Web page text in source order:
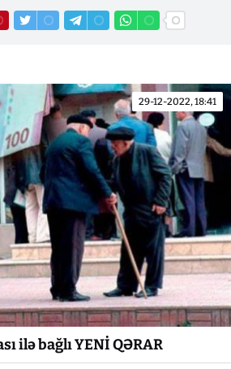
29-12-2022, 18:41
ilə bağlı YENİ QƏRAR